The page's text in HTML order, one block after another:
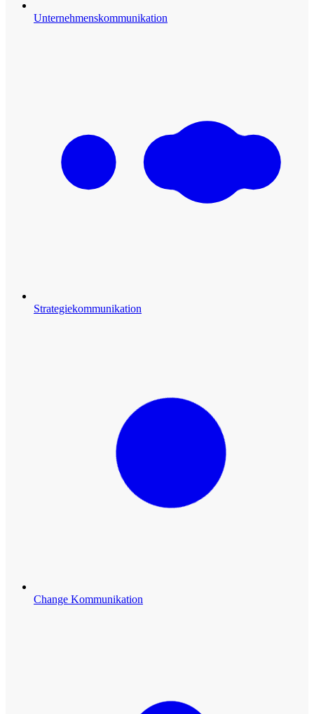
Unternehmenskommunikation
Strategiekommunikation
Change Kommunikation